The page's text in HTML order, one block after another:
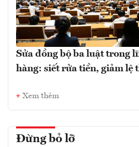
Sửa đồng bộ ba luật trong
hàng: siết rửa tiền, giảm lệ
Xem thêm
Đừng bỏ lỡ